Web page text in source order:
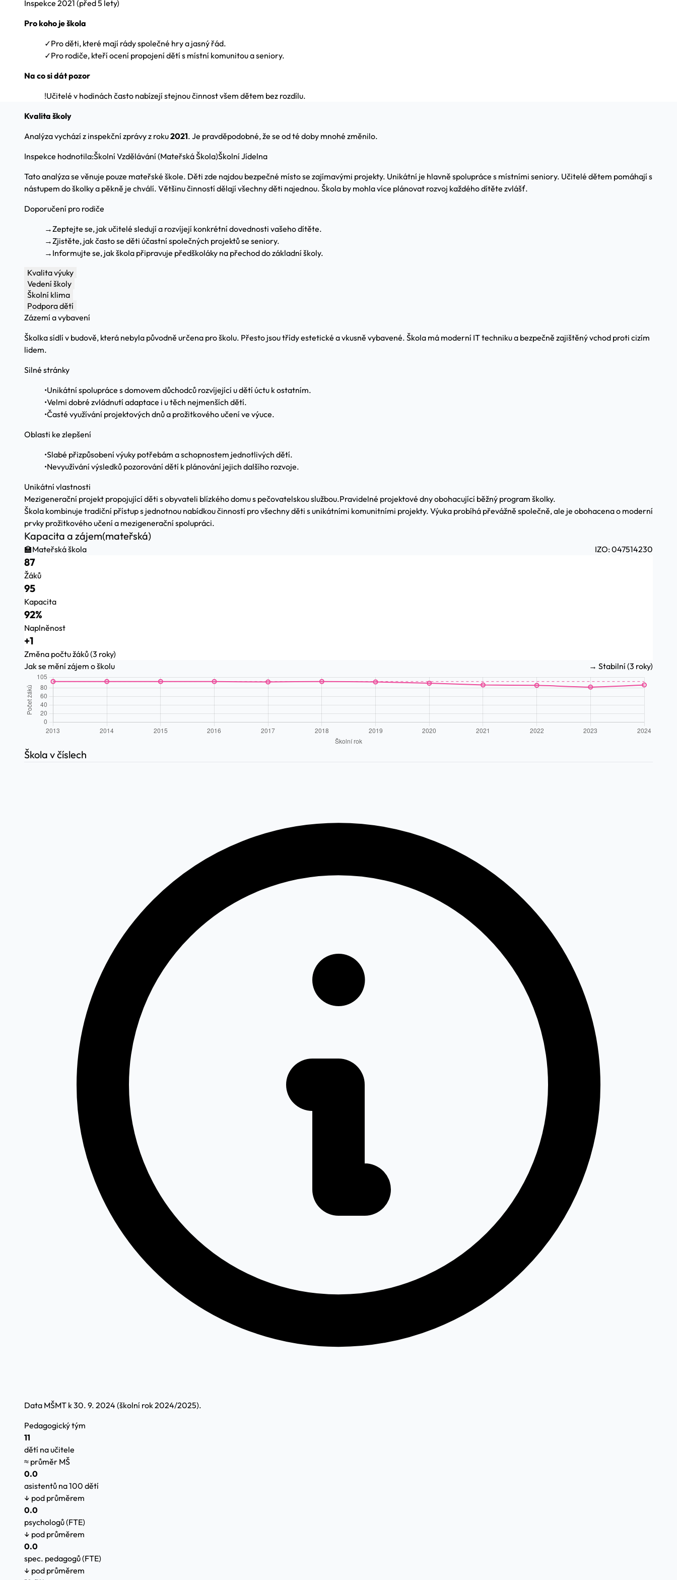
Inspekce 2021 (před 5 lety)
Pro koho je škola
✓Pro děti, které mají rády společné hry a jasný řád.
✓Pro rodiče, kteří ocení propojení dětí s místní komunitou a seniory.
Na co si dát pozor
!Učitelé v hodinách často nabízejí stejnou činnost všem dětem bez rozdílu.
Kvalita školy
Analýza vychází z inspekční zprávy z roku2021. Je pravděpodobné, že se od té doby mnohé změnilo.
Inspekce hodnotila:Školní Vzdělávání (Mateřská Škola)Školní Jídelna
Tato analýza se věnuje pouze mateřské škole. Děti zde najdou bezpečné místo se zajímavými projekty. Unikátní je hlavně spolupráce s místními seniory. Učitelé dětem pomáhají s
nástupem do školky a pěkně je chválí. Většinu činností dělají všechny děti najednou. Škola by mohla více plánovat rozvoj každého dítěte zvlášť.
Doporučení pro rodiče
→Zeptejte se, jak učitelé sledují a rozvíjejí konkrétní dovednosti vašeho dítěte.
→Zjistěte, jak často se děti účastní společných projektů se seniory.
→ Informujte se, jak škola připravuje předškoláky na přechod do základní školy.
Kvalita výuky
Vedení školy
Školní klima
Podpora dětí
Zázemí a vybavení
Školka sídlí v budově, která nebyla původně určena pro školu. Přesto jsou třídy estetické a vkusně vybavené. Škola má moderní IT techniku a bezpečně zajištěný vchod proti cizím
lidem.
Silné stránky
•Unikátní spolupráce s domovem důchodců rozvíjející u dětí úctu k ostatním.
•Velmi dobré zvládnutí adaptace i u těch nejmenších dětí.
•Časté využívání projektových dnů a prožitkového učení ve výuce.
Oblasti ke zlepšení
•Slabé přizpůsobení výuky potřebám a schopnostem jednotlivých dětí.
•Nevyužívání výsledků pozorování dětí k plánování jejich dalšího rozvoje.
Unikátní vlastnosti
Mezigenerační projekt propojující děti s obyvateli blízkého domu s pečovatelskou službou.Pravidelné projektové dny obohacující běžný program školky.
Škola kombinuje tradiční přístup s jednotnou nabídkou činností pro všechny děti s unikátními komunitními projekty. Výuka probíhá převážně společně, ale je obohacena o moderní
prvky prožitkového učení a mezigenerační spolupráci.
Kapacita a zájem(mateřská)
🏫Mateřská škola IZO: 047514230
87
Žáků
95
Kapacita
92%
Naplněnost
+1
Změna počtu žáků (3 roky)
Jak se mění zájem o školu
→ Stabilní (3 roky)
Škola v číslech
Data MŠMT k 30. 9. 2024 (školní rok 2024/2025).
Pedagogický tým
11
dětí na učitele
≈ průměr MŠ
0.0
asistentů na 100 dětí
↓ pod průměrem
0.0
psychologů (FTE)
↓ pod průměrem
0.0
spec. pedagogů (FTE)
↓ pod průměrem